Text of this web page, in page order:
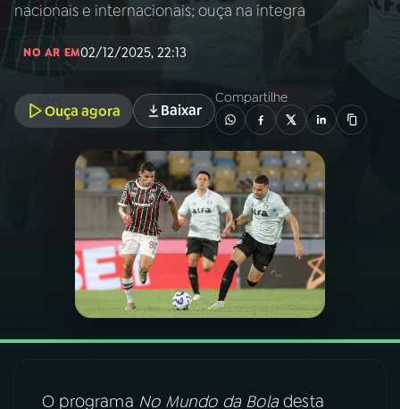
PROGRAMAS
PODCASTS
VIDEOCASTS
nacionais e internacionais; ouça na íntegra
NO AR EM02/12/2025, 22:13
Ouça agora Baixar
Compartilhe
O programa No Mundo da Boladesta